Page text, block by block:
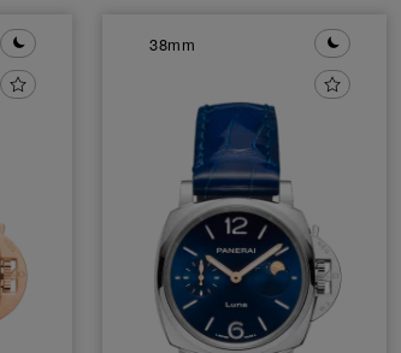
38mm